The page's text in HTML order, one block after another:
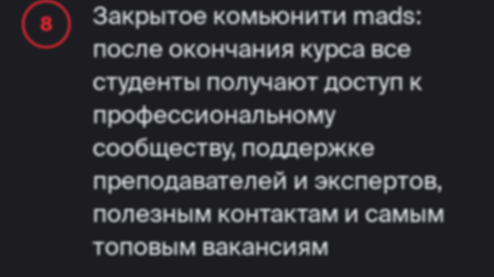
Закрытое комьюнити mads:
после окончания курса все
студенты получают доступ к
профессиональному
сообществу, поддержке
преподавателей и экспертов,
полезным контактам и самым
топовым вакансиям